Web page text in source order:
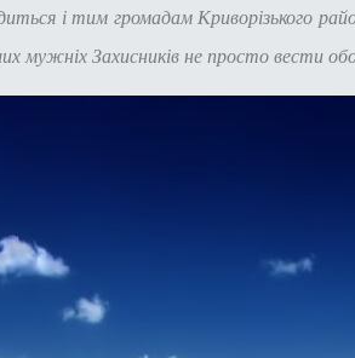
і тим громадам Криворізького
Захисників не просто вести